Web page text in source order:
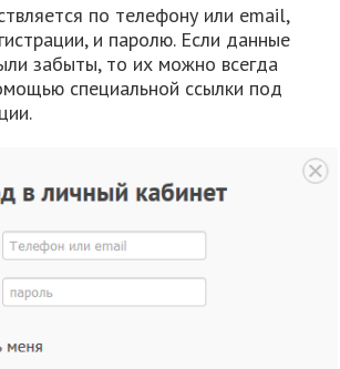
по телефону или email,
и паролю. Если данные
забыты, то их можно всегда
специальной ссылки под